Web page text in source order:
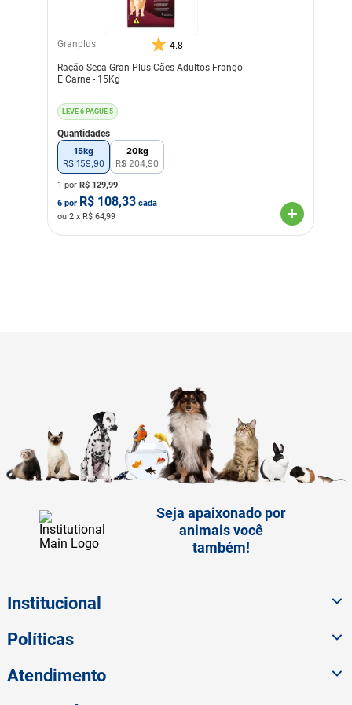
Granplus 4.8
Ração Seca Gran Plus Cães Adultos Frango
E Carne - 15Kg
LEVE 6 PAGUE 5
Quantidades
15kg
R$ 159,90
20kg
R$ 204,90
1 por R$ 129,99
6 por R$ 108,33 cada
ou 2 x R$ 64,99
Seja apaixonado por
animais você
também!
Institucional
Políticas
Atendimento